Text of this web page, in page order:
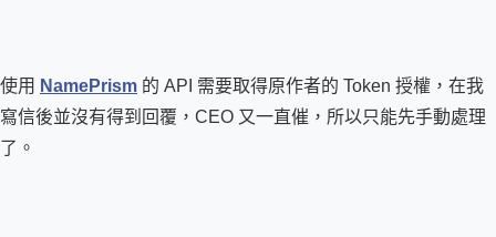
使用 NamePrism 的 API 需要取得原作者的 Token 授權，在我
寫信後並沒有得到回覆，CEO 又一直催，所以只能先手動處理
了。